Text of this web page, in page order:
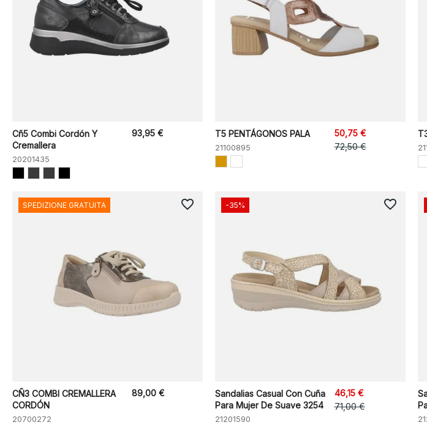
Cñ5 Combi Cordón Y
Cremallera
20201435
93,95 € T5 PENTÁGONOS PALA
21100895
50,75 €
72,50 €
CÑ3 COMBI CREMALLERA
CORDÓN
20700272
89,00 €
SPEDIZIONE GRATUITA favorite_border
Sandalias Casual Con Cuña
Para Mujer De Suave 3254
21201590
46,15 €
71,00 €
-35% favorite_border